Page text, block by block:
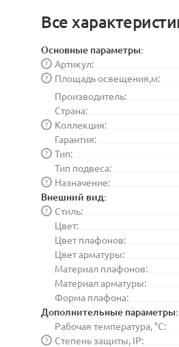
Все
Основные параметры:
Артикул:
?
Площадь освещения,м:
?
Производитель:
Страна:
Коллекция:
?
Гарантия:
Тип:
?
Тип подвеса:
Назначение:
?
Внешний вид:
Стиль:
?
Цвет:
Цвет плафонов:
Цвет арматуры:
Материал плафонов:
Материал арматуры:
Форма плафона:
Дополнительные параметры:
Рабочая температура, °C:
Степень защиты, IP:
?
Средство